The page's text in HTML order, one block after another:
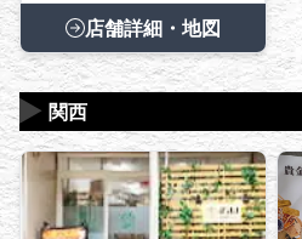
店舗詳細・地図
関西
▶